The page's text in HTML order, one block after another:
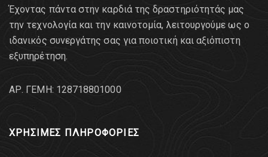
Έχοντας πάντα στην καρδιά της δραστηριότητάς μας
την τεχνολογία και την καινοτομία, λειτουργούμε ως ο
ιδανικός συνεργάτης σας για ποιοτική και αξιόπιστη
εξυπηρέτηση.
AΡ. ΓΕΜΗ: 128718801000
ΧΡΗΣΙΜΕΣ ΠΛΗΡΟΦΟΡΙΕΣ